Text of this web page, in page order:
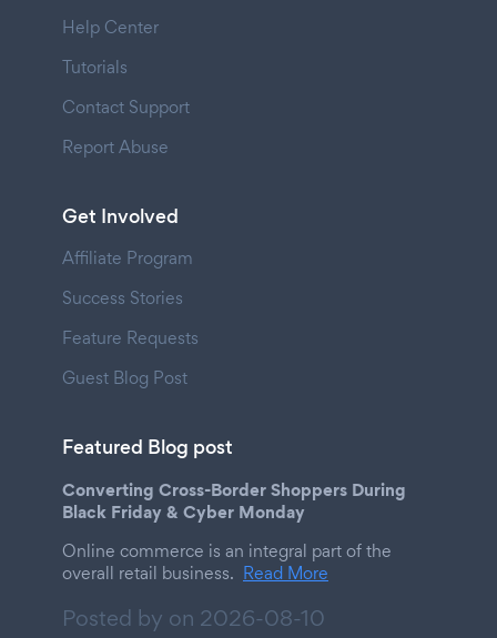
Help Center
Tutorials
Contact Support
Report Abuse
Get Involved
Affiliate Program
Success Stories
Feature Requests
Guest Blog Post
Featured Blog post
Converting Cross-Border Shoppers During
Black Friday & Cyber Monday
Online commerce is an integral part of the
overall retail business. Read More
Posted by on 2026-08-10